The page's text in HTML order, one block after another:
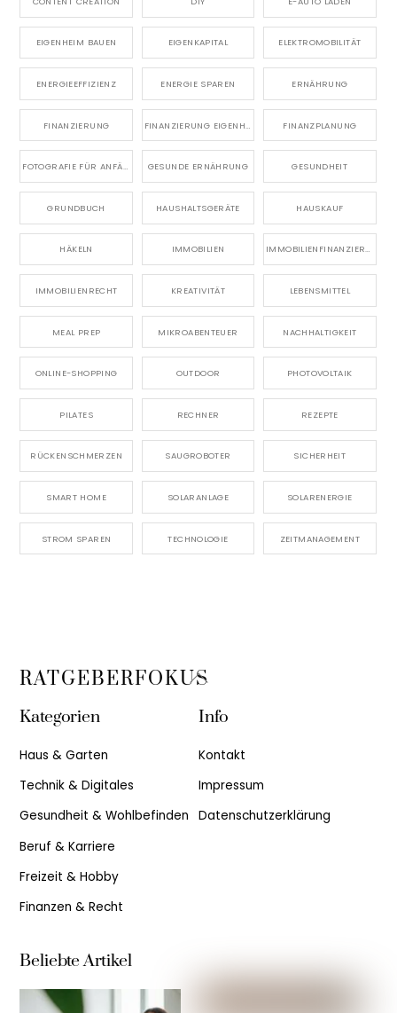
EIGENHEIM BAUEN EIGENKAPITAL ELEKTROMOBILITÄT
ENERGIEEFFIZIENZ ENERGIE SPAREN ERNÄHRUNG
FINANZIERUNG FINANZIERUNG EIGENHEIM FINANZPLANUNG
FOTOGRAFIE FÜR ANFÄNGER GESUNDE ERNÄHRUNG GESUNDHEIT
GRUNDBUCH HAUSHALTSGERÄTE HAUSKAUF
HÄKELN IMMOBILIEN IMMOBILIENFINANZIERUNG
IMMOBILIENRECHT KREATIVITÄT LEBENSMITTEL
MEAL PREP MIKROABENTEUER NACHHALTIGKEIT
ONLINE-SHOPPING OUTDOOR PHOTOVOLTAIK
PILATES RECHNER REZEPTE
RÜCKENSCHMERZEN SAUGROBOTER SICHERHEIT
SMART HOME SOLARANLAGE SOLARENERGIE
STROM SPAREN TECHNOLOGIE ZEITMANAGEMENT
Back
Top
RATGEBERFOKUS
Kategorien
Haus & Garten
Technik & Digitales
Gesundheit & Wohlbefinden
Beruf & Karriere
Freizeit & Hobby
Finanzen & Recht
Info
Kontakt
Impressum
Datenschutzerklärung
Beliebte Artikel